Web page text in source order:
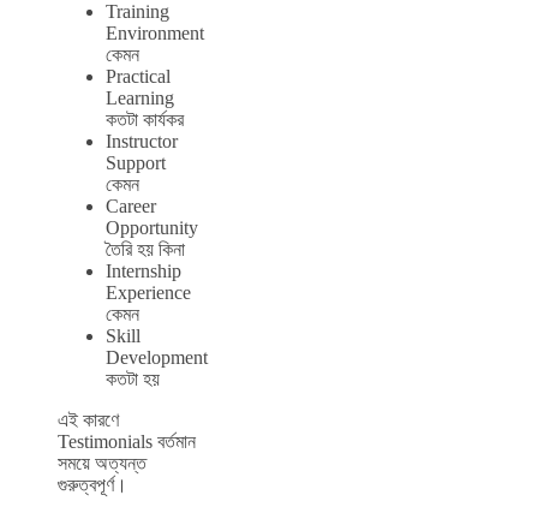
Training
Environment
কেমন
Practical
Learning
কতটা কার্যকর
Instructor
Support
কেমন
Career
Opportunity
তৈরি হয় কিনা
Internship
Experience
কেমন
Skill
Development
কতটা হয়
এই কারণে
Testimonials বর্তমান
সময়ে অত্যন্ত
গুরুত্বপূর্ণ।